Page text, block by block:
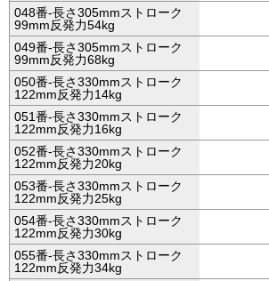
048番-長さ305mmストローク
99mm反発力54kg
049番-長さ305mmストローク
99mm反発力68kg
050番-長さ330mmストローク
122mm反発力14kg
051番-長さ330mmストローク
122mm反発力16kg
052番-長さ330mmストローク
122mm反発力20kg
053番-長さ330mmストローク
122mm反発力25kg
054番-長さ330mmストローク
122mm反発力30kg
055番-長さ330mmストローク
122mm反発力34kg